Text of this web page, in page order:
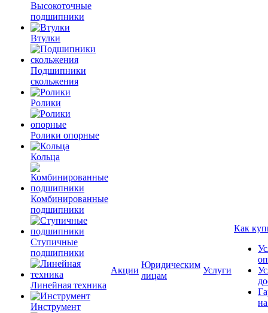
Высокоточные
подшипники
Втулки
Подшипники
скольжения
Ролики
Ролики опорные
Кольца
Комбинированные
подшипники
Ступичные
подшипники
Линейная техника
Инструмент
Акции
Юридическим
лицам
Услуги
Как